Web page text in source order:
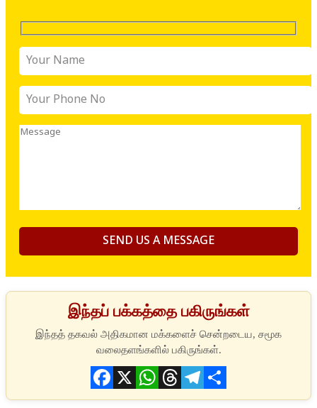
இந்தப் பக்கத்தை பகிருங்கள்
Facebook
X WhatsApp
ThreadsTelegram
Share